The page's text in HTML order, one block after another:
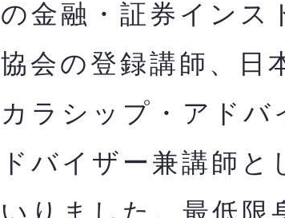
の金融・証券インス
協会の登録講師、日
カラシップ・アドバ
ドバイザー兼講師と